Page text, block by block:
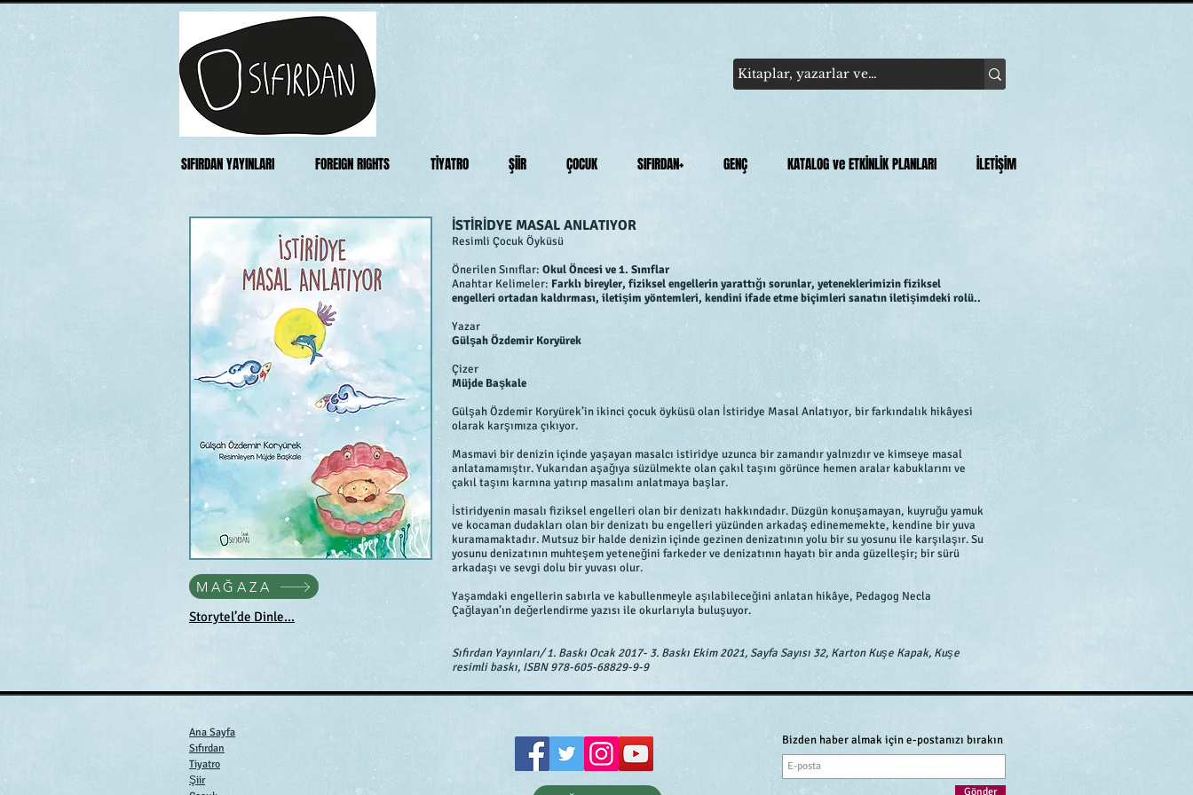
SIFIRDAN YAYINLARI FOREIGN RIGHTS TİYATRO ŞİİR ÇOCUK SIFIRDAN+ GENÇ KATALOG ve ETKİNLİK PLANLARI İLETİŞİM
MAĞAZA
İSTİRİDYE MASAL ANLATIYOR
Resimli Çocuk Öyküsü
Önerilen Sınıflar: Okul Öncesi ve 1. Sınıflar
Anahtar Kelimeler: Farklı bireyler, fiziksel engellerin yarattığı sorunlar, yeteneklerimizin fiziksel
engelleri ortadan kaldırması, iletişim yöntemleri, kendini ifade etme biçimleri sanatın iletişimdeki rolü..
Yazar
Gülşah Özdemir Koryürek
Çizer
Müjde Başkale
Gülşah Özdemir Koryürek’in ikinci çocuk öyküsü olan İstiridye Masal Anlatıyor, bir farkındalık hikâyesi
olarak karşımıza çıkıyor.
Masmavi bir denizin içinde yaşayan masalcı istiridye uzunca bir zamandır yalnızdır ve kimseye masal
anlatamamıştır. Yukarıdan aşağıya süzülmekte olan çakıl taşını görünce hemen aralar kabuklarını ve
çakıl taşını karnına yatırıp masalını anlatmaya başlar.
İstiridyenin masalı fiziksel engelleri olan bir denizatı hakkındadır. Düzgün konuşamayan, kuyruğu yamuk
ve kocaman dudakları olan bir denizatı bu engelleri yüzünden arkadaş edinememekte, kendine bir yuva
kuramamaktadır. Mutsuz bir halde denizin içinde gezinen denizatının yolu bir su yosunu ile karşılaşır. Su
yosunu denizatının muhteşem yeteneğini farkeder ve denizatının hayatı bir anda güzelleşir; bir sürü
arkadaşı ve sevgi dolu bir yuvası olur.
Yaşamdaki engellerin sabırla ve kabullenmeyle aşılabileceğini anlatan hikâye, Pedagog Necla
Çağlayan’ın değerlendirme yazısı ile okurlarıyla buluşuyor.
Sıfırdan Yayınları/ 1. Baskı Ocak 2017- 3. Baskı Ekim 2021, Sayfa Sayısı 32, Karton Kuşe Kapak, Kuşe
resimli baskı, ISBN 978-605-68829-9-9
Storytel’de Dinle...
Ana Sayfa
Sıfırdan
Tiyatro
Şiir
Bizden haber almak için e-postanızı bırakın
Gönder